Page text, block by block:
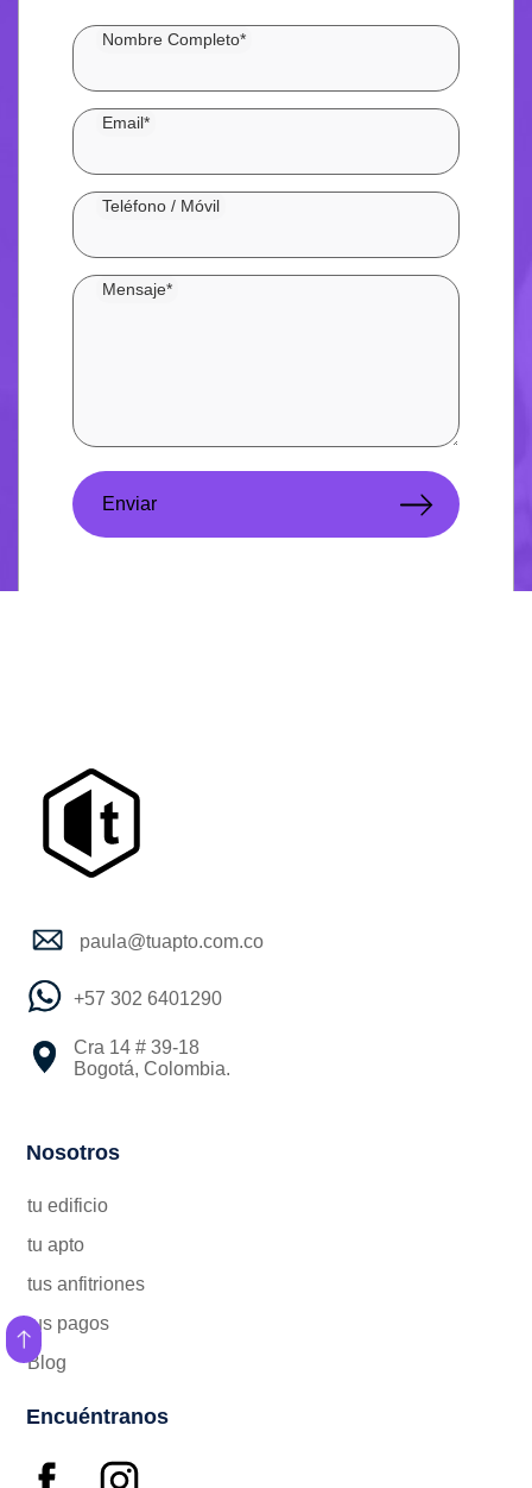
Nombre Completo*
Email*
Teléfono / Móvil
Mensaje*
paula@tuapto.com.co
+57 302 6401290
Cra 14 # 39-18
Bogotá, Colombia.
Nosotros
tu edificio
tu apto
tus anfitriones
tus pagos
Blog
Encuéntranos